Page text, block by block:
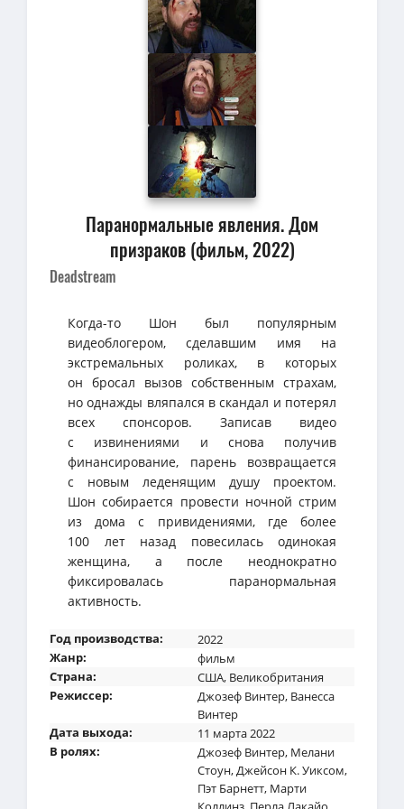
Паранормальные явления. Дом
призраков (фильм, 2022)
Deadstream
Когда-то Шон был популярным
видеоблогером, сделавшим имя на
экстремальных роликах, в которых
он бросал вызов собственным страхам,
но однажды вляпался в скандал и потерял
всех спонсоров. Записав видео
с извинениями и снова получив
финансирование, парень возвращается
с новым леденящим душу проектом.
Шон собирается провести ночной стрим
из дома с привидениями, где более
100 лет назад повесилась одинокая
женщина, а после неоднократно
фиксировалась паранормальная
активность.
Год производства:
2022
Жанр:
фильм
Страна:
США, Великобритания
Режиссер:
Джозеф Винтер, Ванесса
Винтер
Дата выхода:
11 марта 2022
В ролях:
Джозеф Винтер, Мелани
Стоун,Джейсон К. Уиксом,
Пэт Барнетт, Марти